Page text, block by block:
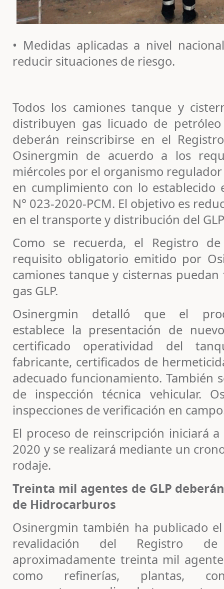
• Medidas aplicadas a nivel
reducir situaciones de riesgo.
Todos los camiones tanque y
distribuyen gas licuado de
deberán reinscribirse en el
Osinergmin de acuerdo a los
miércoles por el organismo
en cumplimiento con lo establecido
N° 023-2020-PCM. El objetivo es
en el transporte y distribución del
Como se recuerda, el Registro
requisito obligatorio emitido por
camiones tanque y cisternas
gas GLP.
Osinergmin detalló que el
establece la presentación de
certificado operatividad del
fabricante, certificados de
adecuado funcionamiento. También
de inspección técnica vehicular.
inspecciones de verificación en
El proceso de reinscripción iniciará
2020 y se realizará mediante un
rodaje.
Treinta mil agentes de GLP
de Hidrocarburos
Osinergmin también ha publicado
revalidación del Registro
aproximadamente treinta mil
como refinerías, plantas,